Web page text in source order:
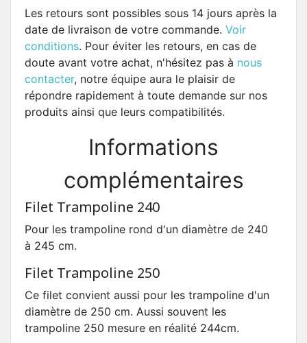
Les retours sont possibles sous 14 jours après la
date de livraison de votre commande. Voir
conditions. Pour éviter les retours, en cas de
doute avant votre achat, n'hésitez pas à nous
contacter, notre équipe aura le plaisir de
répondre rapidement à toute demande sur nos
produits ainsi que leurs compatibilités.
Informations
complémentaires
Filet Trampoline 240
Pour les trampoline rond d'un diamètre de 240
à 245 cm.
Filet Trampoline 250
Ce filet convient aussi pour les trampoline d'un
diamètre de 250 cm. Aussi souvent les
trampoline 250 mesure en réalité 244cm.